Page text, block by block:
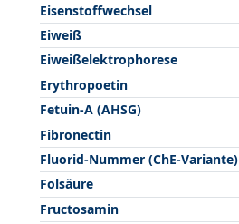
Eisenstoffwechsel
Eiweiß
Eiweißelektrophorese
Erythropoetin
Fetuin-A (AHSG)
Fibronectin
Fluorid-Nummer (ChE-Variante)
Folsäure
Fructosamin